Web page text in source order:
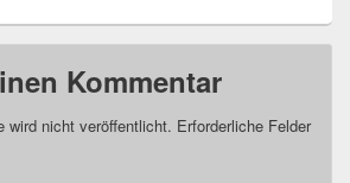
Kommentar
wird nicht veröffentlicht. Erforderliche Felder